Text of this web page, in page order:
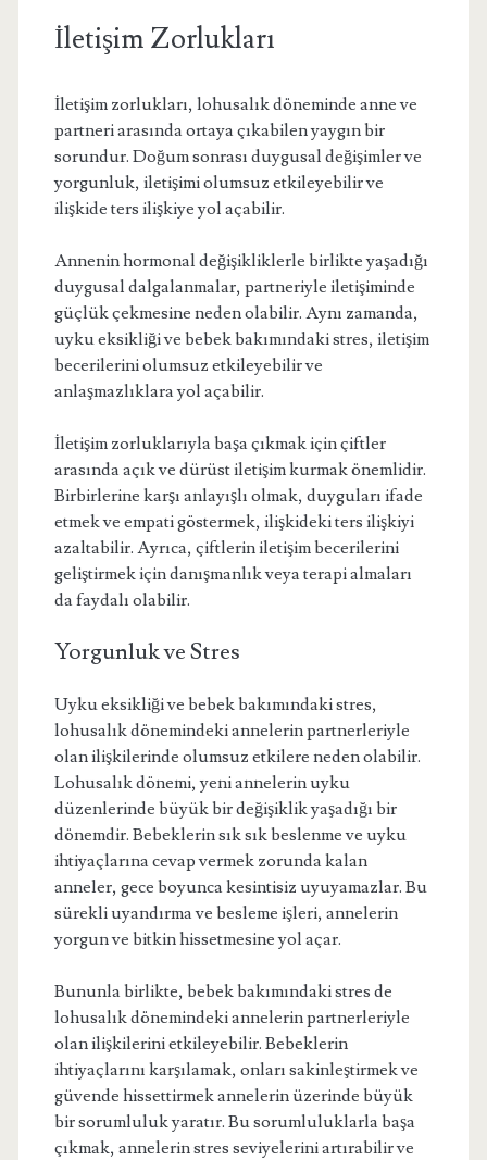
İletişim Zorlukları
İletişim zorlukları, lohusalık döneminde anne ve
partneri arasında ortaya çıkabilen yaygın bir
sorundur. Doğum sonrası duygusal değişimler ve
yorgunluk, iletişimi olumsuz etkileyebilir ve
ilişkide ters ilişkiye yol açabilir.
Annenin hormonal değişikliklerle birlikte yaşadığı
duygusal dalgalanmalar, partneriyle iletişiminde
güçlük çekmesine neden olabilir. Aynı zamanda,
uyku eksikliği ve bebek bakımındaki stres, iletişim
becerilerini olumsuz etkileyebilir ve
anlaşmazlıklara yol açabilir.
İletişim zorluklarıyla başa çıkmak için çiftler
arasında açık ve dürüst iletişim kurmak önemlidir.
Birbirlerine karşı anlayışlı olmak, duyguları ifade
etmek ve empati göstermek, ilişkideki ters ilişkiyi
azaltabilir. Ayrıca, çiftlerin iletişim becerilerini
geliştirmek için danışmanlık veya terapi almaları
da faydalı olabilir.
Yorgunluk ve Stres
Uyku eksikliği ve bebek bakımındaki stres,
lohusalık dönemindeki annelerin partnerleriyle
olan ilişkilerinde olumsuz etkilere neden olabilir.
Lohusalık dönemi, yeni annelerin uyku
düzenlerinde büyük bir değişiklik yaşadığı bir
dönemdir. Bebeklerin sık sık beslenme ve uyku
ihtiyaçlarına cevap vermek zorunda kalan
anneler, gece boyunca kesintisiz uyuyamazlar. Bu
sürekli uyandırma ve besleme işleri, annelerin
yorgun ve bitkin hissetmesine yol açar.
Bununla birlikte, bebek bakımındaki stres de
lohusalık dönemindeki annelerin partnerleriyle
olan ilişkilerini etkileyebilir. Bebeklerin
ihtiyaçlarını karşılamak, onları sakinleştirmek ve
güvende hissettirmek annelerin üzerinde büyük
bir sorumluluk yaratır. Bu sorumluluklarla başa
çıkmak, annelerin stres seviyelerini artırabilir ve